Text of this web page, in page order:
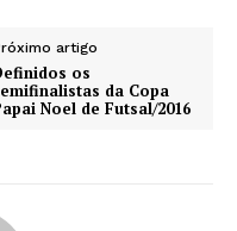
artigo
os
da Copa
Noel de Futsal/2016